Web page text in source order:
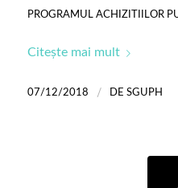
PROGRAMUL ACHIZITIILOR
Citește mai mult
07/12/2018 / DE SGUPH